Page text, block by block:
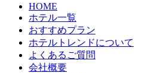
HOME
ホテル一覧
おすすめプラン
ホテルトレンドについて
よくあるご質問
会社概要